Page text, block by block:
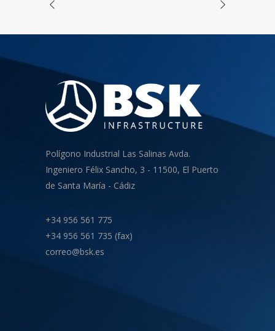
Polígono Industrial Las Salinas Avda.
Ingeniero Félix Sancho, 3 - 11500, El Puerto
de Santa María - Cádiz
+34 956 561 775
+34 956 561 735 (fax)
correo@bsk.es